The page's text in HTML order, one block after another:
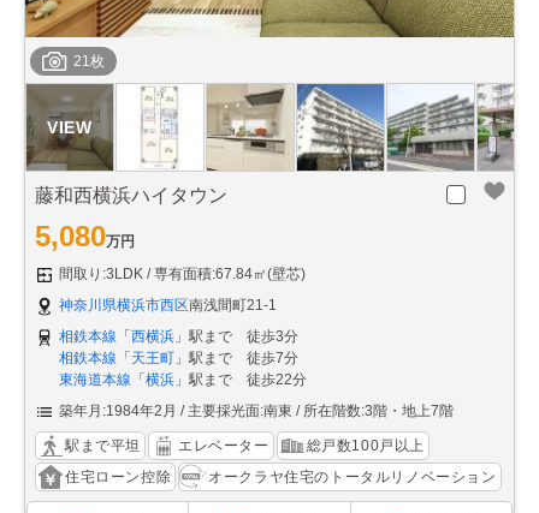
21枚
藤和西横浜ハイタウン
5,080万円
間取り:3LDK
専有面積:67.84㎡(壁芯)
神奈川県横浜市西区南浅間町21-1
相鉄本線 「 西横浜 」駅まで 徒歩3分
相鉄本線 「 天王町 」駅まで 徒歩7分
東海道本線 「 横浜 」駅まで 徒歩22分
築年月:1984年2月
主要採光面:南東 所在階数:3階・地上7階
駅まで平坦 エレベーター
総戸数100戸以上
住宅ローン控除
オークラヤ住宅のトータルリノベーション